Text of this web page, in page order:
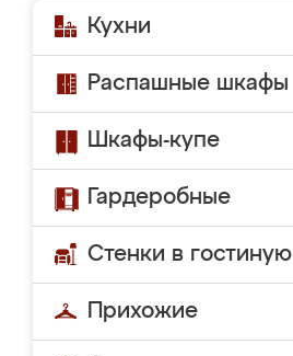
Кухни
Распашные шкафы
Шкафы-купе
Гардеробные
Стенки в гостиную
Прихожие